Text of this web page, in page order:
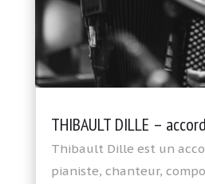
THIBAULT DILLE –
Thibault Dille est un
pianiste, chanteur,